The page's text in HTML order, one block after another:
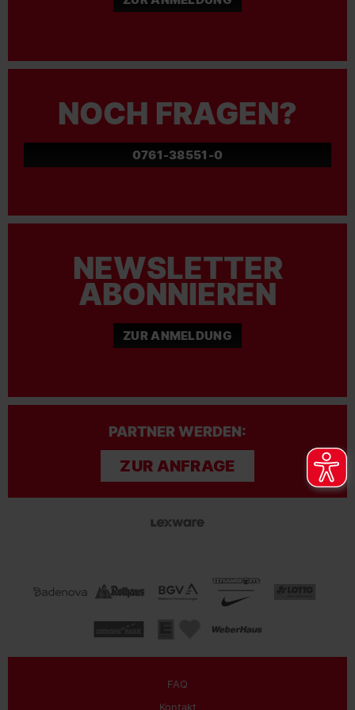
NOCH FRAGEN?
0761-38551-0
NEWSLETTER
ABONNIEREN
ZUR ANMELDUNG
PARTNER WERDEN:
ZUR ANFRAGE
FAQ
Kontakt